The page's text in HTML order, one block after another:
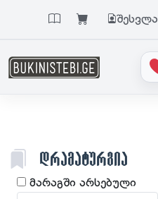
შესვლა
ᲓᲠᲐᲛᲐᲢᲣᲠᲒᲘᲐ
მარაგში არსებული